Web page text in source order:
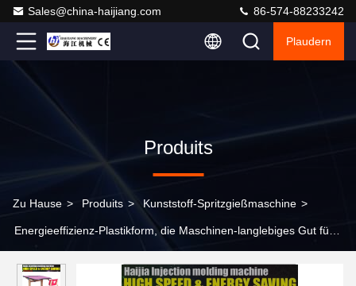
Sales@china-haijiang.com 86-574-88233242
Plaudern
Produits
Zu Hause > Produits > Kunststoff-Spritzgießmaschine >
Energieeffizienz-Plastikform, die Maschinen-langlebiges Gut für